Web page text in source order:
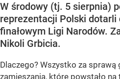
W środowy (tj. 5 sierpnia)
reprezentacji Polski dotarli
finałowym Ligi Narodów.
Nikoli Grbicia.
Dlaczego? Wszystko za sprawą
zamieszania, które powstało